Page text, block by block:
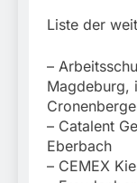
Liste der
–
Magdeburg,
– Catalent
Eberbach
– CEMEX